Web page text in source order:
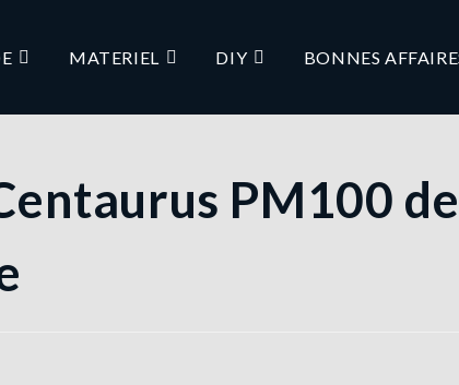
MATERIEL DIY BONNES
PM100